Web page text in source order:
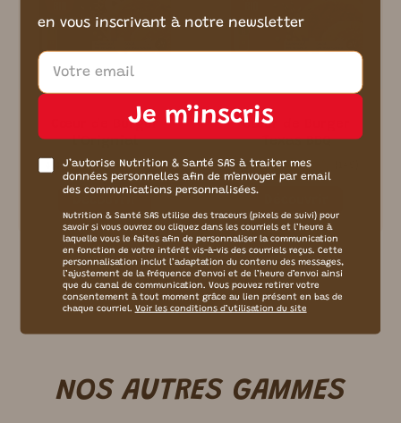
Cœur de Burger
l’Orignial
(96)
Cœur de Burger
Texas BBQ
4.2
Afficher plus
NOS AUTRES GAMMES
en vous inscrivant à notre newsletter
Je m’inscris
J’autorise Nutrition & Santé SAS à traiter mes
données personnelles afin de m’envoyer par email
des communications personnalisées.
Nutrition & Santé SAS utilise des traceurs (pixels de suivi) pour
savoir si vous ouvrez ou cliquez dans les courriels et l’heure à
laquelle vous le faites afin de personnaliser la communication
en fonction de votre intérêt vis-à-vis des courriels reçus. Cette
personnalisation inclut l’adaptation du contenu des messages,
l’ajustement de la fréquence d’envoi et de l’heure d’envoi ainsi
que du canal de communication. Vous pouvez retirer votre
consentement à tout moment grâce au lien présent en bas de
chaque courriel. Voir les conditions d’utilisation du site